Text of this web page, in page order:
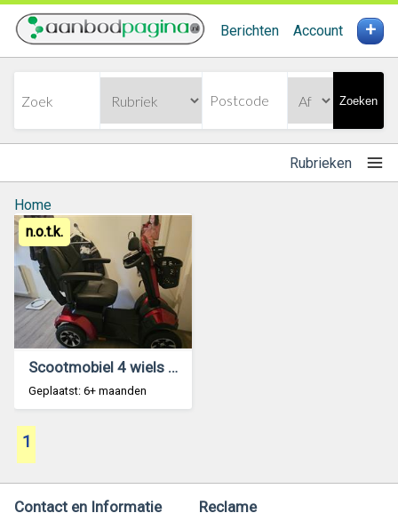
Berichten Account +
Zoeken
Rubrieken
Home
Scootmobiel 4 wiels te koop
Geplaatst: 6+ maanden
n.o.t.k.
1
Contact en Informatie Reclame